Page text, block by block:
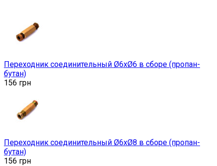
Переходник соединительный Ø6хØ6 в сборе (пропан-
бутан)
156 грн
Переходник соединительный Ø6хØ8 в сборе (пропан-
бутан)
156 грн